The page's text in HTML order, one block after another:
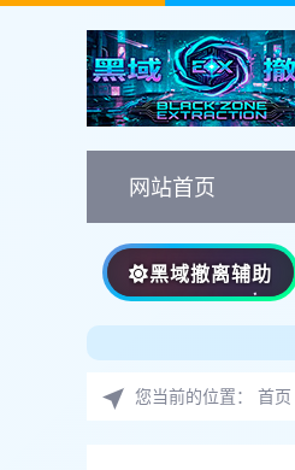
网站首页
黑域撤离辅助
您当前的位置： 首页